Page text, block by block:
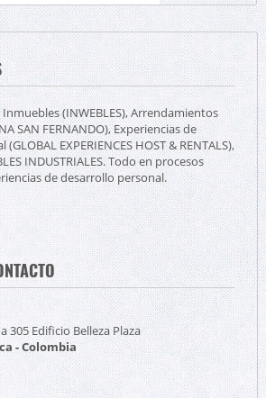
(INWEBLES), Arrendamientos
SAN FERNANDO), Experiencias de
EXPERIENCES HOST & RENTALS),
INDUSTRIALES. Todo en procesos
de desarrollo personal.
305 Edificio Belleza Plaza
- Colombia